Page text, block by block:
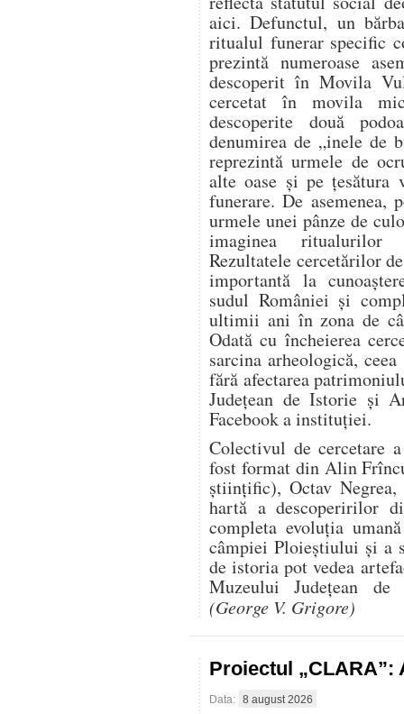
aici. Defunctul, un
ritualul funerar specific
prezintă numeroase
descoperit în Movila
cercetat în movila
descoperite două
denumirea de „inele de
reprezintă urmele de
alte oase și pe țesătura
funerare. De asemenea,
urmele unei pânze de
imaginea ritualurilor
Rezultatele cercetărilor
importantă la
sudul României și
ultimii ani în zona de
Odată cu încheierea
sarcina arheologică,
fără afectarea
Județean de Istorie și
Facebook a instituției.
Colectivul de
fost format din Alin
științific), Octav
hartă a descoperirilor
completa evoluția
câmpiei Ploieștiului și a
de istoria pot vedea
Muzeului Județean
(George V. Grigore)
Proiectul „CLARA”:
Data: 8 august 2026